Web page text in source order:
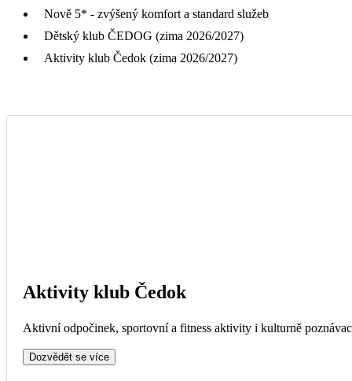
Nově 5* - zvýšený komfort a standard služeb
Dětský klub ČEDOG (zima 2026/2027)
Aktivity klub Čedok (zima 2026/2027)
Aktivity klub Čedok
Aktivní odpočinek, sportovní a fitness aktivity i kulturně
Dozvědět se více